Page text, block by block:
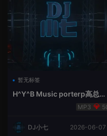
暂无标签
H^Y^B Music porterp高总
聆听 全英文Vina Lak House
DJ小七 2026-06-07